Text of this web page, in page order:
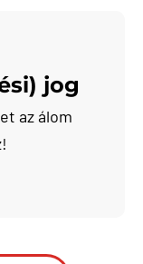
jog
az álom